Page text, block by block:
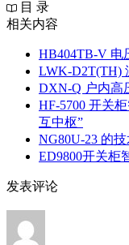
目 录
相关内容
HB404TB-V 电
LWK‑D2T(TH)
DXN‑Q 户内高
HF-5700 开关
互中枢”
NG80U-23 的
ED9800开关柜
发表评论